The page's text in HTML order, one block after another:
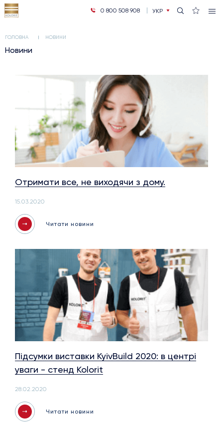
0 800 508 908
УКР
ГОЛОВНА НОВИНИ
Новини
Отримати все, не виходячи з дому.
15.03.2020
Читати новини
Підсумки виставки KyivBuild 2020: в центрі
уваги - стенд Kolorit
28.02.2020
Читати новини